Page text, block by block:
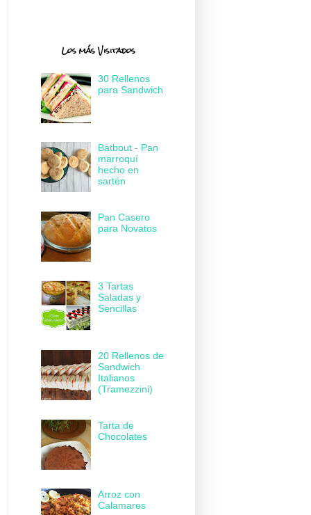
Los más Visitados
30 Rellenos
para Sandwich
Batbout - Pan
marroquí
hecho en
sartén
Pan Casero
para Novatos
3 Tartas
Saladas y
Sencillas
20 Rellenos de
Sandwich
Italianos
(Tramezzini)
Tarta de
Chocolates
Arroz con
Calamares